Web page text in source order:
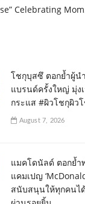
Celebrating
โชกุบุสซึ ตอกย้ำผู้น
แบรนด์ครั้งใหญ่ มุ่ง
กระแส #ผิวโชกุผิว
August 7, 2026
แมคโดนัลด์ ตอกย้ำ
แคมเปญ
สนับสนุนให้ทุกคนไ